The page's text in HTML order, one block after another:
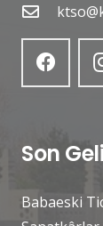
Son
Babaeski